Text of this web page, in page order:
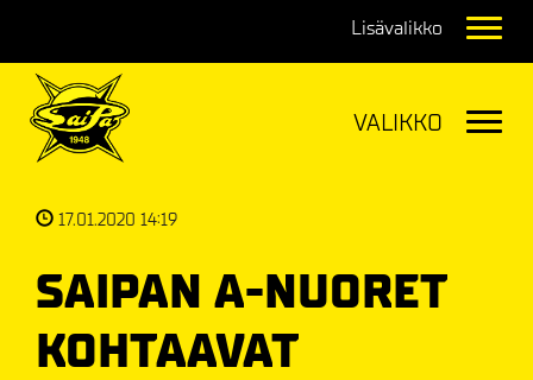
17.01.2020 14:19
SAIPAN A-NUORET
KOHTAAVAT